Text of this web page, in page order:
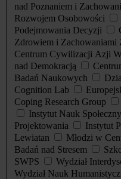
nad Poznaniem i
Rozwojem Osobowości
Podejmowania Decyzji
Zdrowiem i
Centrum Cywilizacji Azji
nad Demokracją
Badań Naukowych
Cognition Lab
Coping Research Group
Instytut Nauk
Projektowania
Instytut
Lewiatan
Młodzi w
Badań nad Stresem
SWPS
Wydział
Wydział Nauk